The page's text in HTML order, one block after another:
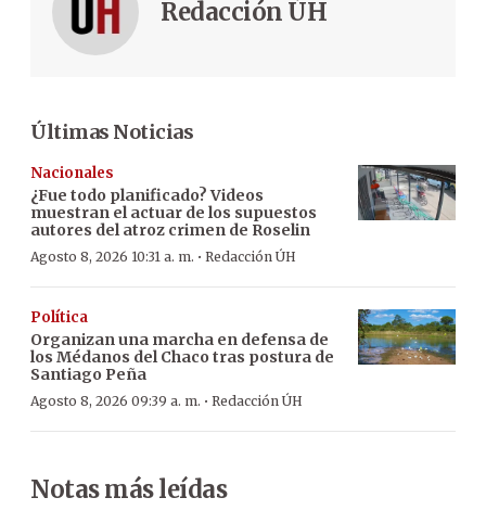
Redacción ÚH
Últimas Noticias
Nacionales
¿Fue todo planificado? Videos
muestran el actuar de los supuestos
autores del atroz crimen de Roselin
Agosto 8, 2026 10:31 a. m. · Redacción ÚH
Política
Organizan una marcha en defensa de
los Médanos del Chaco tras postura de
Santiago Peña
Agosto 8, 2026 09:39 a. m. · Redacción ÚH
Notas más leídas